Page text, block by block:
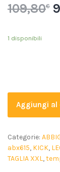
109,80€
1 disponibili
Aggiungi al
Categorie:
abx615, KICK,
TAGLIA XXL,